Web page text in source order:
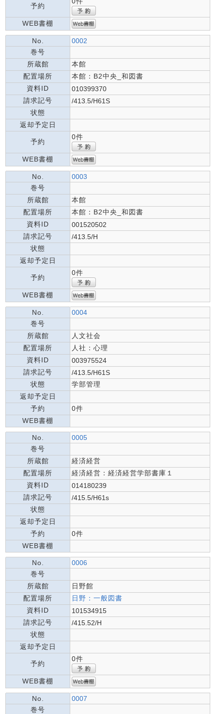
予約
WEB書棚
No.
0002
巻号
所蔵館
本館
配置場所
本館：B2中央_和図書
資料ID
010399370
請求記号
/413.5/H61S
状態
返却予定日
予約
0件
WEB書棚
No.
0003
巻号
所蔵館
本館
配置場所
本館：B2中央_和図書
資料ID
001520502
請求記号
/413.5/H
状態
返却予定日
予約
0件
WEB書棚
No.
0004
巻号
所蔵館
人文社会
配置場所
人社：心理
資料ID
003975524
請求記号
/413.5/H61S
状態
学部管理
返却予定日
予約
0件
WEB書棚
No.
0005
巻号
所蔵館
経済経営
配置場所
経済経営：経済経営学部書庫１
資料ID
014180239
請求記号
/415.5/H61s
状態
返却予定日
予約
0件
WEB書棚
No.
0006
巻号
所蔵館
日野館
配置場所
日野：一般図書
資料ID
101534915
請求記号
/415.52/H
状態
返却予定日
予約
0件
WEB書棚
No.
0007
巻号